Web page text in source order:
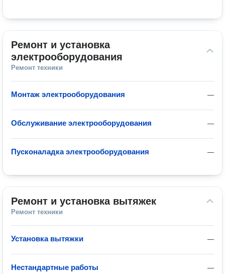
Ремонт и установка
электрооборудования
Ремонт техники
—
Монтаж электрооборудования
—
Обслуживание электрооборудования
—
Пусконаладка электрооборудования
Ремонт и установка вытяжек
Ремонт техники
—
Установка вытяжки
—
Нестандартные работы